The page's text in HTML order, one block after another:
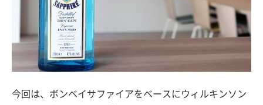
今回は、ボンベイサファイアをベースにウィルキンソン